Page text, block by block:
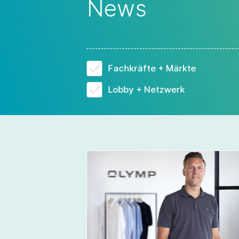
News
Fachkräfte + Märkte
Lobby + Netzwerk